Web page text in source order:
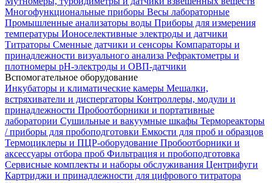
Многофункциональные приборы Весы лабораторные
Промышленные анализаторы воды Приборы для измерения
температуры Ионоселективные электроды и датчики
Титраторы Сменные датчики и сенсоры Компараторы и
принадлежности визуального анализа Рефрактометры и
плотномеры pH-электроды и ОВП-датчики
Вспомогательное оборудование
Инкубаторы и климатические камеры Мешалки,
встряхиватели и диспергаторы Контроллеры, модули и
принадлежности Пробоотборники и портативные
лаборатории Сушильные и вакуумные шкафы Термореакторы
/ приборы для пробоподготовки Емкости для проб и образцов
Термоциклеры и ПЦР-оборудование Пробоотборники и
аксессуары отбора проб Фильтрация и пробоподготовка
Сервисные комплекты и наборы обслуживания Центрифуги
Картриджи и принадлежности для цифрового титратора